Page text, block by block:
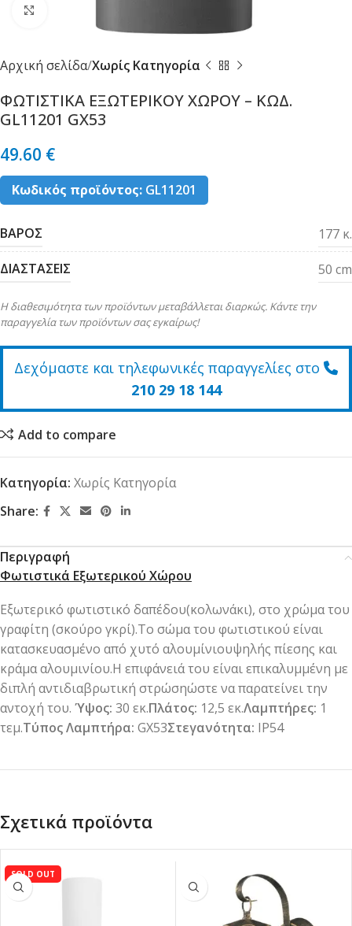
Αρχική σελίδα Χωρίς Κατηγορία
ΦΩΤΙΣΤΙΚΑ ΕΞΩΤΕΡΙΚΟΥ ΧΩΡΟΥ – ΚΩΔ.
GL11201 GX53
49.60 €
Κωδικός προϊόντος: GL11201
ΒΑΡΟΣ 177 κ.
ΔΙΑΣΤΑΣΕΙΣ 50 cm
Η διαθεσιμότητα των προϊόντων μεταβάλλεται διαρκώς. Κάντε την
παραγγελία των προϊόντων σας εγκαίρως!
Δεχόμαστε και τηλεφωνικές παραγγελίες στο
210 29 18 144
Add to compare
Κατηγορία: Χωρίς Κατηγορία
Share:
Περιγραφή
Φωτιστικά Εξωτερικού Χώρου
Εξωτερικό φωτιστικό δαπέδου(κολωνάκι), στο χρώμα του
γραφίτη (σκούρο γκρί).Το σώμα του φωτιστικού είναι
κατασκευασμένο από χυτό αλουμίνιουψηλής πίεσης και
κράμα αλουμινίου.Η επιφάνειά του είναι επικαλυμμένη με
διπλή αντιδιαβρωτική στρώσηώστε να παρατείνει την
αντοχή του. Ύψος: 30 εκ.Πλάτος: 12,5 εκ.Λαμπτήρες: 1
τεμ.Τύπος Λαμπτήρα: GX53Στεγανότητα: IP54
Σχετικά προϊόντα
SOLD OUT